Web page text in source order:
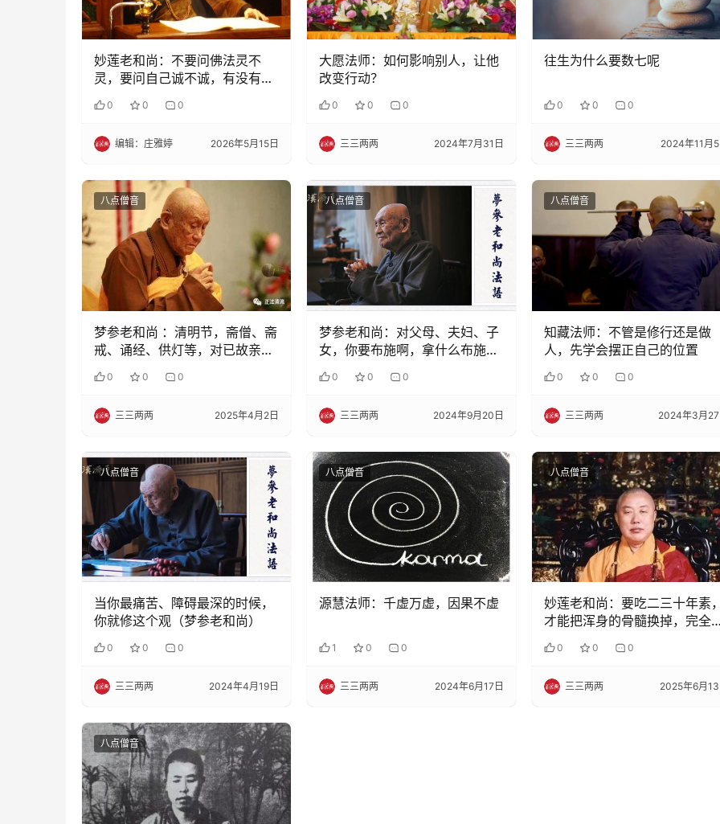
妙莲老和尚：不要问佛法灵不
灵，要问自己诚不诚，有没有做
到、修到？
0 0 0
编辑：庄雅婷 2026年5月15日
大愿法师：如何影响别人，让他
改变行动？
0 0 0
三三两两 2024年7月31日
往生为什么要数七呢
0 0 0
三三两两 2024年11月
八点僧音
梦参老和尚 ：清明节，斋僧、斋
戒、诵经、供灯等，对已故亲人
0 0 0
三三两两 2025年4月2日
八点僧音
梦参老和尚：对父母、夫妇、子
女，你要布施啊，拿什么布施
0 0 0
三三两两 2024年9月20日
八点僧音
知藏法师：不管是修行还是做
人，先学会摆正自己的位置
0 0 0
三三两两 2024年3月
八点僧音
当你最痛苦、障碍最深的时候，
你就修这个观​（梦参老和尚）
0 0 0
三三两两 2024年4月19日
八点僧音
源慧法师：千虚万虚，因果不虚
1 0 0
三三两两 2024年6月17日
八点僧音
妙莲老和尚：要吃二三十年素
才能把浑身的骨髓换掉，完全
一个素身！
0 0 0
三三两两 2025年6月
八点僧音